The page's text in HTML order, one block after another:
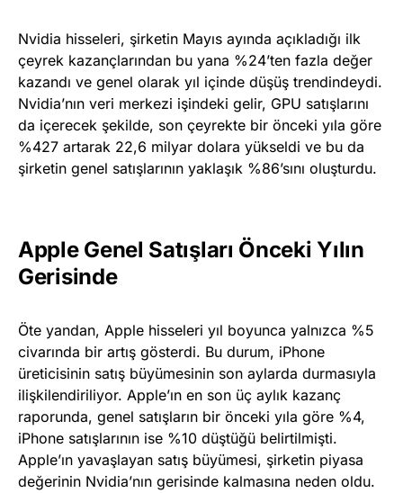
Nvidia hisseleri, şirketin Mayıs ayında açıkladığı ilk
çeyrek kazançlarından bu yana %24’ten fazla değer
kazandı ve genel olarak yıl içinde düşüş trendindeydi.
Nvidia’nın veri merkezi işindeki gelir, GPU satışlarını
da içerecek şekilde, son çeyrekte bir önceki yıla göre
%427 artarak 22,6 milyar dolara yükseldi ve bu da
şirketin genel satışlarının yaklaşık %86’sını oluşturdu.
Apple Genel Satışları Önceki Yılın
Gerisinde
Öte yandan, Apple hisseleri yıl boyunca yalnızca %5
civarında bir artış gösterdi. Bu durum, iPhone
üreticisinin satış büyümesinin son aylarda durmasıyla
ilişkilendiriliyor. Apple’ın en son üç aylık kazanç
raporunda, genel satışların bir önceki yıla göre %4,
iPhone satışlarının ise %10 düştüğü belirtilmişti.
Apple’ın yavaşlayan satış büyümesi, şirketin piyasa
değerinin Nvidia’nın gerisinde kalmasına neden oldu.